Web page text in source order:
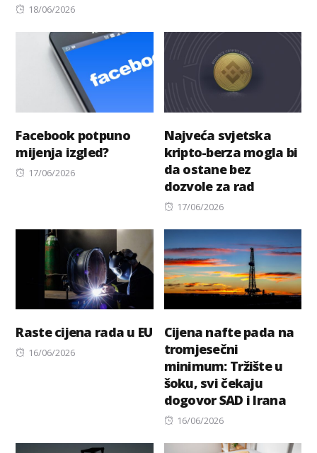
Posted
18/06/2026
Facebook potpuno
mijenja izgled?
Posted
17/06/2026
Najveća svjetska
kripto-berza mogla bi
da ostane bez
dozvole za rad
Posted
17/06/2026
Raste cijena rada u EU
Posted
16/06/2026
Cijena nafte pada na
tromjesečni
minimum: Tržište u
šoku, svi čekaju
dogovor SAD i Irana
Posted
16/06/2026